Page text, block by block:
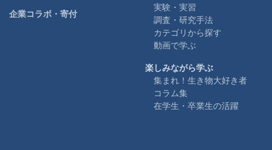
企業コラボ・寄付
実験・実習
調査・研究手法
カテゴリから探す
動画で学ぶ
楽しみながら学ぶ
集まれ！生き物大好き者
コラム集
在学生・卒業生の活躍